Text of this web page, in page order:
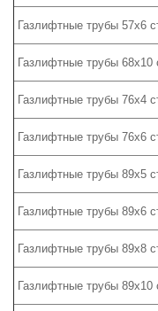
Газлифтные трубы 57х6
Газлифтные трубы 68х10
Газлифтные трубы 76х4
Газлифтные трубы 76х6
Газлифтные трубы 89х5
Газлифтные трубы 89х6
Газлифтные трубы 89х8
Газлифтные трубы 89х10